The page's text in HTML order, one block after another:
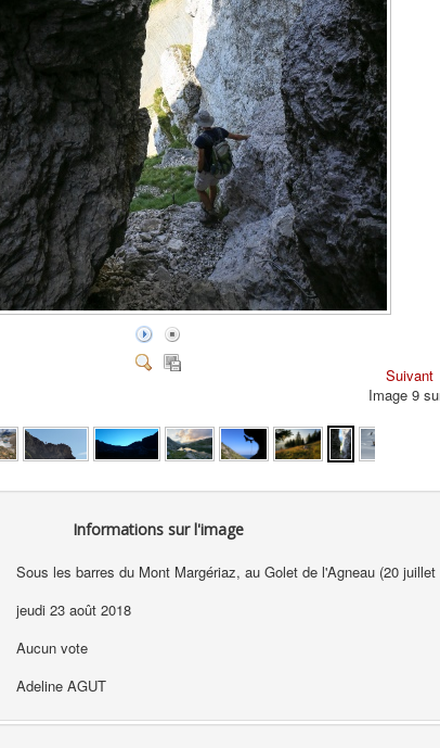
Suivant
Image 9
Informations sur l'image
Sous les barres du Mont Margériaz, au Golet de l'Agneau (20 juillet
jeudi 23 août 2018
Aucun vote
Adeline AGUT